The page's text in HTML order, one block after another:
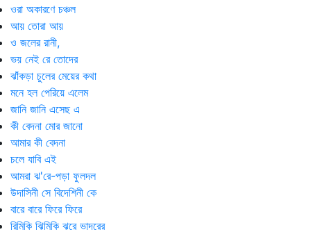
ওরা অকারণে চঞ্চল
আয় তোরা আয়
ও জলের রানী,
ভয় নেই রে তোদের
ঝাঁকড়া চুলের মেয়ের কথা
মনে হল পেরিয়ে এলেম
জানি জানি এসেছ এ
কী বেদনা মোর জানো
আমার কী বেদনা
চলে যাবি এই
আমরা ঝ'রে-পড়া ফুলদল
উদাসিনী সে বিদেশিনী কে
বারে বারে ফিরে ফিরে
রিমিকি ঝিমিকি ঝরে ভাদরের